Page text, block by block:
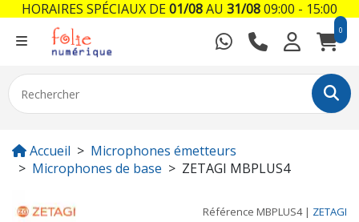
0
Accueil
Microphones émetteurs
Microphones de base
ZETAGI MBPLUS4
Référence MBPLUS4| ZETAGI
HORAIRES SPÉCIAUX DE01/08AU 31/0809:00 - 15:00